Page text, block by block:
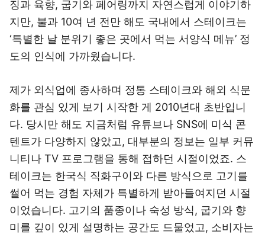
징과 육향, 굽기와 페어링까지 자연스럽게 이야기하
지만, 불과 10여 년 전만 해도 국내에서 스테이크는
‘특별한 날 분위기 좋은 곳에서 먹는 서양식 메뉴’ 정
도의 인식에 가까웠습니다.
제가 외식업에 종사하며 정통 스테이크와 해외 식문
화를 관심 있게 보기 시작한 게 2010년대 초반입니
다. 당시만 해도 지금처럼 유튜브나 SNS에 미식 콘
텐트가 다양하지 않았고, 대부분의 정보는 일부 커뮤
니티나 TV 프로그램을 통해 접하던 시절이었죠. 스
테이크는 한국식 직화구이와 다른 방식으로 고기를
썰어 먹는 경험 자체가 특별하게 받아들여지던 시절
이었습니다. 고기의 품종이나 숙성 방식, 굽기와 향
미를 깊이 있게 설명하는 공간도 드물었고, 소비자는